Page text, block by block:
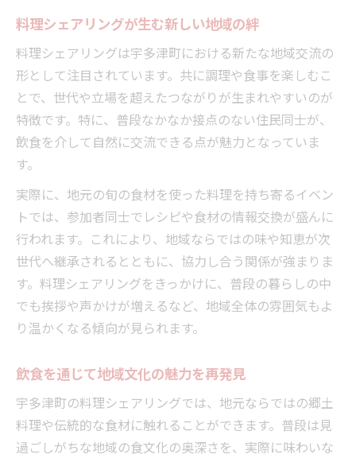
地元食材を楽しみながら文化にふれる体験
料理シェアリングで地域文化に親しむ時間
地元の味を生かした飲食交流の楽しさ
宇多津町の食材で広がる新たな食体験
飲食を通じて地域文化を学ぶきっかけに
難読地名の正解が飲食交流を助ける理由
料理シェアリング時に地名理解が大切な訳
飲食交流で活きる地名知識の活用術
宇多津町浜の読み方から始まる地域交流
飲食参加者同士で学ぶ難読地名の楽しみ方
地域の信頼関係を築く料理シェアリング実践術
料理シェアリングで信頼を深める工夫
飲食体験が生む持続的な地域関係の作り方
宇多津町の住民と信頼を育てる交流術
料理シェアリングで絆を強める方法
料理シェアリングが生む新しい地域の絆
料理シェアリングは宇多津町における新たな地域交流の
形として注目されています。共に調理や食事を楽しむこ
とで、世代や立場を超えたつながりが生まれやすいのが
特徴です。特に、普段なかなか接点のない住民同士が、
飲食を介して自然に交流できる点が魅力となっていま
す。
実際に、地元の旬の食材を使った料理を持ち寄るイベン
トでは、参加者同士でレシピや食材の情報交換が盛んに
行われます。これにより、地域ならではの味や知恵が次
世代へ継承されるとともに、協力し合う関係が強まりま
す。料理シェアリングをきっかけに、普段の暮らしの中
でも挨拶や声かけが増えるなど、地域全体の雰囲気もよ
り温かくなる傾向が見られます。
飲食を通じて地域文化の魅力を再発見
宇多津町の料理シェアリングでは、地元ならではの郷土
料理や伝統的な食材に触れることができます。普段は見
過ごしがちな地域の食文化の奥深さを、実際に味わいな